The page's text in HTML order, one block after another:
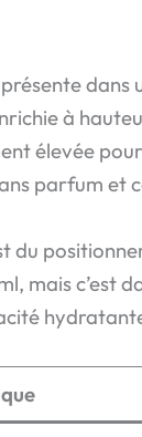
à
élevée
parfum et
du
mais c’est